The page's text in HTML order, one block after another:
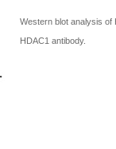
Western blot analysis
HDAC1 antibody.